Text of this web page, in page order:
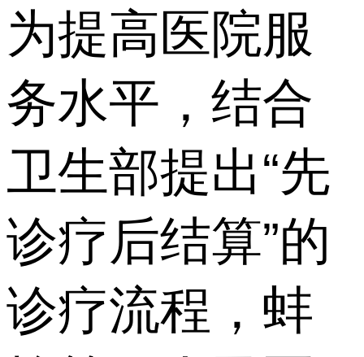
为提高医院服
务水平，结合
卫生部提出“先
诊疗后结算”的
诊疗流程，蚌